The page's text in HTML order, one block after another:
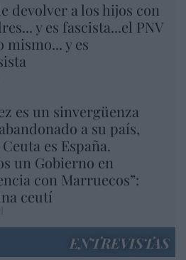
devolver a los hijos con
y es fascista...el PNV
mismo... y es
es un sinvergüenza
a su país,
es España.
un Gobierno en
con Marruecos”:
ceutí
ENTREVISTAS